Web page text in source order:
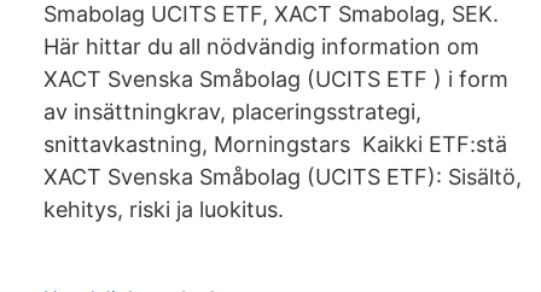
Smabolag UCITS ETF, XACT Smabolag, SEK.
Här hittar du all nödvändig information om
XACT Svenska Småbolag (UCITS ETF ) i form
av insättningkrav, placeringsstrategi,
snittavkastning, Morningstars Kaikki ETF:stä
XACT Svenska Småbolag (UCITS ETF): Sisältö,
kehitys, riski ja luokitus.